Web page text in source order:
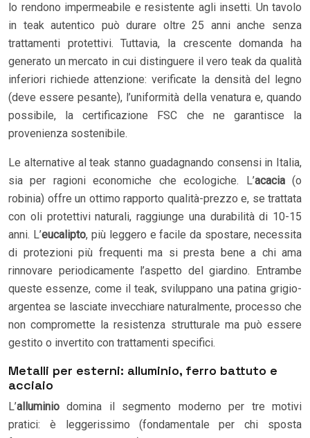
lo rendono impermeabile e resistente agli insetti. Un tavolo
in teak autentico può durare oltre 25 anni anche senza
trattamenti protettivi. Tuttavia, la crescente domanda ha
generato un mercato in cui distinguere il vero teak da qualità
inferiori richiede attenzione: verificate la densità del legno
(deve essere pesante), l’uniformità della venatura e, quando
possibile, la certificazione FSC che ne garantisce la
provenienza sostenibile.
Le alternative al teak stanno guadagnando consensi in Italia,
sia per ragioni economiche che ecologiche. L’acacia(o
robinia) offre un ottimo rapporto qualità-prezzo e, se trattata
con oli protettivi naturali, raggiunge una durabilità di 10-15
anni. L’eucalipto, più leggero e facile da spostare, necessita
di protezioni più frequenti ma si presta bene a chi ama
rinnovare periodicamente l’aspetto del giardino. Entrambe
queste essenze, come il teak, sviluppano una patina grigio-
argentea se lasciate invecchiare naturalmente, processo che
non compromette la resistenza strutturale ma può essere
gestito o invertito con trattamenti specifici.
Metalli per esterni: alluminio, ferro battuto e
acciaio
L’alluminio domina il segmento moderno per tre motivi
pratici: è leggerissimo (fondamentale per chi sposta